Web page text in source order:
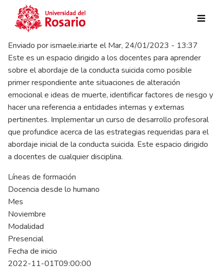
Pasar al contenido principal
Enviado porismaele.iriarte elMar, 24/01/2023 - 13:37
Este es un espacio dirigido a los docentes para aprender
sobre el abordaje de la conducta suicida como posible
primer respondiente ante situaciones de alteración
emocional e ideas de muerte, identificar factores de riesgo y
hacer una referencia a entidades internas y externas
pertinentes. Implementar un curso de desarrollo profesoral
que profundice acerca de las estrategias requeridas para el
abordaje inicial de la conducta suicida. Este espacio dirigido
a docentes de cualquier disciplina.
Líneas de formación
Docencia desde lo humano
Mes
Noviembre
Modalidad
Presencial
Fecha de inicio
2022-11-01T09:00:00